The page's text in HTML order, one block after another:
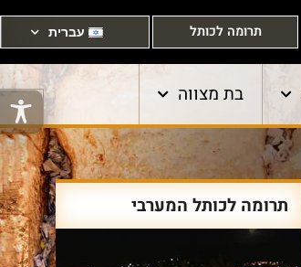
תרומה לכותל עברית
בת מצווה
תרומה לכותל המערבי